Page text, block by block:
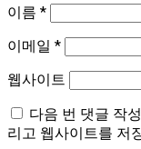
이름 *
이메일 *
웹사이트
다음 번 댓글 작
리고 웹사이트를 저